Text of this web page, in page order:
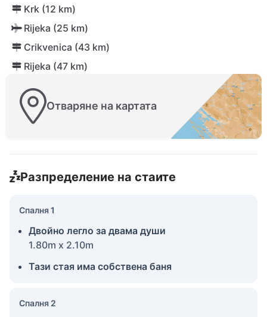
Krk (12 km)
Rijeka (25 km)
Crikvenica (43 km)
Rijeka (47 km)
Отваряне на картата
Разпределение на стаите
Спалня 1
Двойно легло за двама души
1.80m x 2.10m
Тази стая има собствена баня
Спалня 2